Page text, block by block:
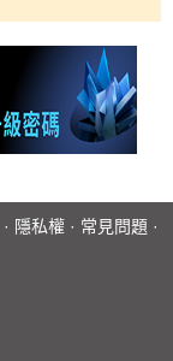
· 隱私權 · 常見問題 ·